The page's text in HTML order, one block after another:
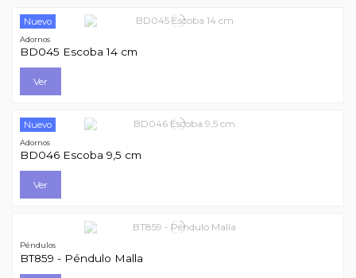
Nuevo
Adornos
BD045 Escoba 14 cm
Ver
Nuevo
Adornos
BD046 Escoba 9,5 cm
Ver
Péndulos
BT859 - Péndulo Malla